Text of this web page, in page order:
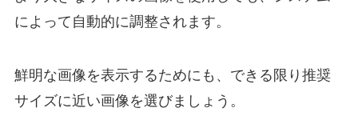
によって自動的に調整されます。
鮮明な画像を表示するためにも、できる限り推奨
サイズに近い画像を選びましょう。